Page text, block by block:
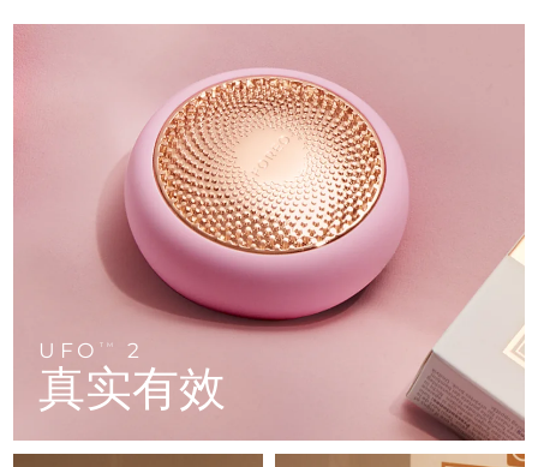
UFO TM 2
真实有效
For young skin, T-zone
LUNA™ 4 go
For travel or gym bag
LUNA™ 护肤
Premium cleansers & balm
LUNA™ 设备
All facial cleansing devices
Premium anti-aging skincare
BEAR™ 设备
All premium facelift devices
UFO™ 3 mini
Red light therapy device for young skin
UFO™ 3 go
Portable red light therapy
面膜
UFO™ 设备
issa™ 4 smile
Hybrid silicone sonic toothbrush
issa™ 4 baby
For ages 0-3
issa™ Teeth Whitening Set
Dual LED + sonic device & 18% PAP gel
ISSA™ 设备
Clinical anti-aging
FAQ™ 102
Advanced clinical anti-aging
FAQ™ 103
Luxurious clinical anti-aging set
FAQ™ P1 Primer
Manuka honey primer
LED mask
FAQ™ 202
LED mask
FAQ™ 211
Anti-aging neck & décolleté LED mask
FAQ™ 221
Anti-aging LED hand mask
FAQ™ 301
LED hair strengthening scalp massager
FAQ™ Scalp Serum
FAQ™护肤品
肌肤年轻化
NEW
FAQ™ 501
Full-Spectrum Red Light Therapy
FAQ™ 502
Full-Spectrum Red Light Therapy
FAQ™ Red Light Serum
专业治疗
预计送达日期
预计送达日期
预计送达日期
预计送达日期 8/11/26
预计送达日期8/11/26
爱沙尼亚 预计送达日期8/11/26
芬兰 预计送达日期8/11/26